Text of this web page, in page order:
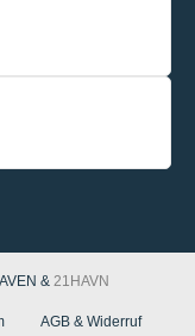
& 21HAVN
AGB & Widerruf